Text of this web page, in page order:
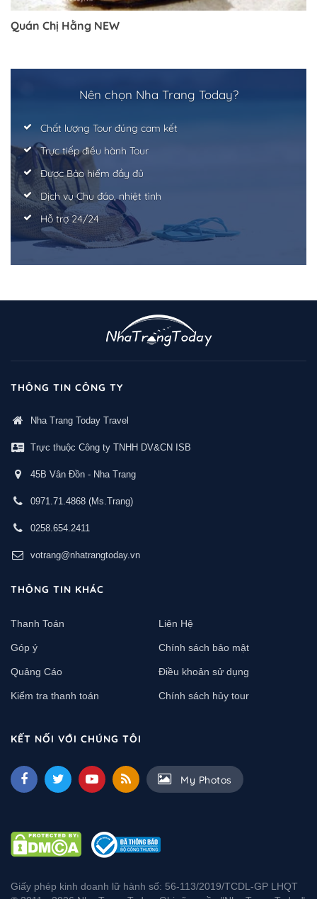
Quán Chị Hằng NEW
Nên chọn Nha Trang Today?
Chất lượng Tour đúng cam kết
Trực tiếp điều hành Tour
Được Bảo hiểm đầy đủ
Dịch vụ Chu đáo, nhiệt tình
Hỗ trợ 24/24
THÔNG TIN CÔNG TY
Nha Trang Today Travel
Trực thuộc Công ty TNHH DV&CN ISB
45B Vân Đồn - Nha Trang
0971.71.4868 (Ms.Trang)
0258.654.2411
votrang@nhatrangtoday.vn
THÔNG TIN KHÁC
Thanh Toán Liên Hệ
Góp ý Chính sách bảo mật
Quảng Cáo Điều khoản sử dụng
Kiểm tra thanh toán Chính sách hủy tour
KẾT NỐI VỚI CHÚNG TÔI
My Photos
Giấy phép kinh doanh lữ hành số: 56-113/2019/TCDL-GP LHQT